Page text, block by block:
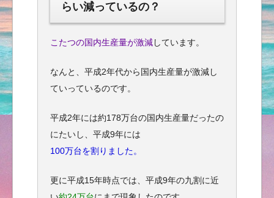
らい減っているの？
こたつの国内生産量が激減しています。
なんと、平成2年代から国内生産量が激減し
ていっているのです。
平成2年には約178万台の国内生産量だったの
にたいし、平成9年には
100万台を割りました。
更に平成15年時点では、平成9年の九割に近